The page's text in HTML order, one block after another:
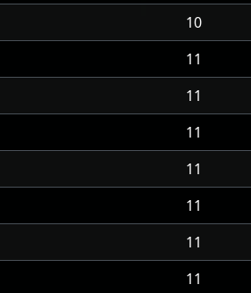
10
11
11
11
11
11
11
11